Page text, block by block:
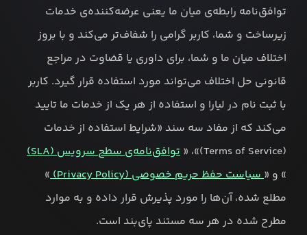
توافق‌نامه رابطه‌ی میان ما یعنی عرضه‌کننده‌ی خدمات
زیرساخت و شما، کاربر گرامی را شفاف‌تر می‌کند و با بروز
اختلاف میان ما و شما، برای داوری یا قضاوت در مراجع
قانونی حل اختلاف می‌تواند مورد استفاده قرار گیرد. کاربر
با ثبت نام در لیارا و استفاده از هر یک از خدمات ما تایید
می‌کند که از مفاد سه سند «شرایط استفاده از خدمات
(Terms of Service)»، «
توافق‌نامه‌ی سطح سرویس (SLA)
» و « سیاست حفظ حریم خصوصی (Privacy Policy)
»
مطلع شده، آن‌ها را مورد پذیرش قرار داده و به موارد
مطرح شده در هر سه مستند پای‌بند است.